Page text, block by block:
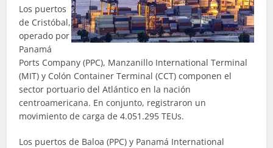
Los puertos
de Cristóbal,
operado por
Panamá
Ports Company (PPC), Manzanillo International Terminal
(MIT) y Colón Container Terminal (CCT) componen el
sector portuario del Atlántico en la nación
centroamericana. En conjunto, registraron un
movimiento de carga de 4.051.295 TEUs.
Los puertos de Baloa (PPC) y Panamá International